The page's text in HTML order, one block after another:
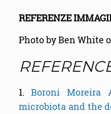
REFERENZE
Photo by Ben White
1.Boroni Moreira
microbiota and the